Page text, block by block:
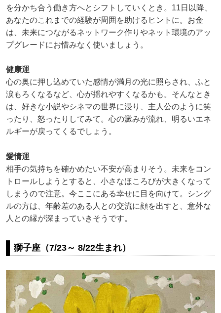
を分かち合う働き方へとシフトしていくとき。11日以降、
あなたのこれまでの経験が周囲を助けるヒントに。お金
は、未来につながるネットワーク作りやネット環境のアッ
プグレードにお惜みなく使いましょう。
健康運
心の奥に押し込めていた感情が満月の光に照らされ、ふと
涙もろくなるなど、心が揺れやすくなるかも。そんなとき
は、好きな小説やシネマの世界に浸り、主人公のように笑
ったり、怒ったりしてみて。心の澱みが流れ、明るいエネ
ルギーが戻ってくるでしょう。
愛情運
相手の気持ちを確かめたい不安が高まりそう。未来をコン
トロールしようとすると、小さなほころびが大きくなって
しまうので注意。今ここにある幸せに目を向けて。シング
ルの方は、年齢差のある人との交流に顔を出すと、意外な
人との縁が深まっていきそうです。
獅子座（7/23～ 8/22生まれ）